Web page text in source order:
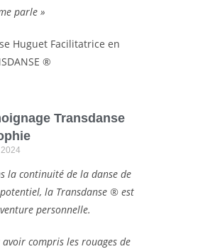
parle »
Huguet Facilitatrice en
®
Transdanse
la continuité de la danse de
la Transdanse ® est
personnelle.
avoir compris les rouages de